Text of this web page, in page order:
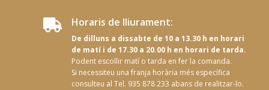
 Horaris de lliurament:
De dilluns a dissabte de 10 a 13.30 h en horari
de matí i de 17.30 a 20.00 h en horari de tarda.
Podent escollir matí o tarda en fer la comanda.
Si necessiteu una franja horària més específica
consulteu al Tel. 935 878 233 abans de realitzar-lo.